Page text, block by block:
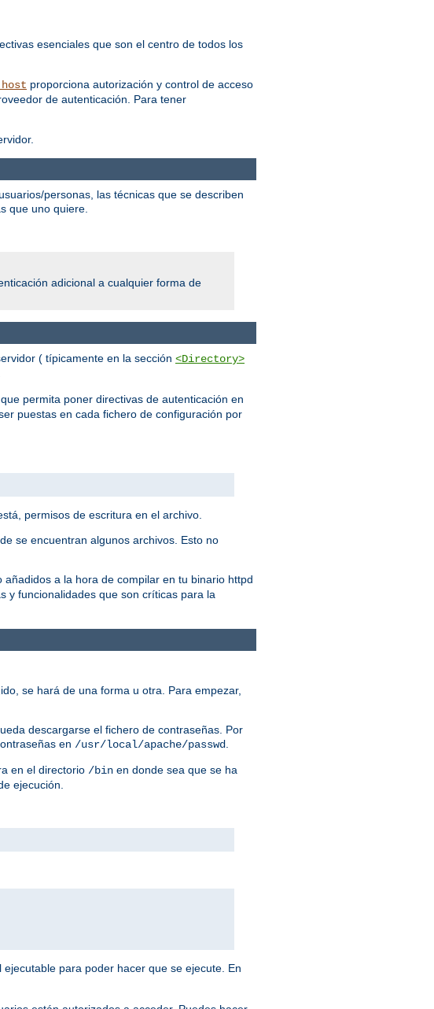
esenciales que son el centro de todos los
proporciona autorización y control de acceso
de autenticación. Para tener
personas, las técnicas que se describen
que uno quiere.
adicional a cualquier forma de
( típicamente en la sección <Directory>
permita poner directivas de autenticación en
puestas en cada fichero de configuración por
permisos de escritura en el archivo.
se encuentran algunos archivos. Esto no
añadidos a la hora de compilar en tu binario httpd
y funcionalidades que son críticas para la
se hará de una forma u otra. Para empezar,
descargarse el fichero de contraseñas. Por
en /usr/local/apache/passwd
en el directorio /bin en donde sea que se ha
ejecución.
para poder hacer que se ejecute. En